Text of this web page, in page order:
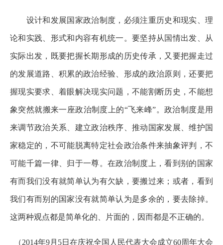
设计和发展国家政治制度，必须注重历史和现实、理
论和实践、形式和内容有机统一。要坚持从国情出发、从
实际出发，既要把握长期形成的历史传承，又要把握走过
的发展道路、积累的政治经验、形成的政治原则，还要把
握现实要求、着眼解决现实问题，不能割断历史，不能想
象突然就搬来一座政治制度上的“飞来峰”。政治制度是用
来调节政治关系、建立政治秩序、推动国家发展、维护国
家稳定的，不可能脱离特定社会政治条件来抽象评判，不
可能千篇一律、归于一尊。在政治制度上，看到别的国家
有而我们没有就简单认为有欠缺，要搬过来；或者，看到
我们有而别的国家没有就简单认为是多余的，要去除掉。
这两种观点都是简单化的、片面的，因而都是不正确的。
（2014年9月5日在庆祝全国人民代表大会成立60周年大会